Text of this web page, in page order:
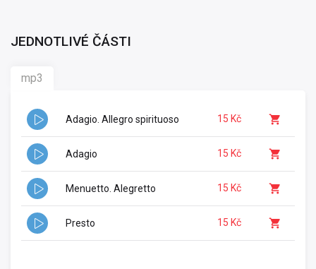
JEDNOTLIVÉ ČÁSTI
mp3
Adagio. Allegro spirituoso 15 Kč
Adagio 15 Kč
Menuetto. Alegretto 15 Kč
Presto 15 Kč